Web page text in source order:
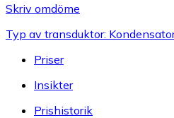
Skriv omdöme
Typ av transduktor:
Priser
Insikter
Prishistorik